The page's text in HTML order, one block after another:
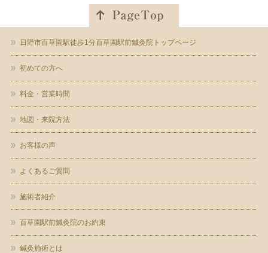
日野市百草園駅徒歩1分百草園駅前鍼灸院トップページ
初めての方へ
料金・営業時間
地図・来院方法
お客様の声
よくあるご質問
施術者紹介
百草園駅前鍼灸院のお約束
鍼灸施術とは